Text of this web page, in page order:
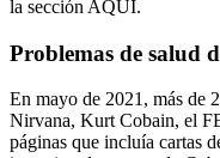
la sección AQUÍ.
Problemas de salud
En mayo de 2021, más de
Nirvana, Kurt Cobain, el
páginas que incluía cartas